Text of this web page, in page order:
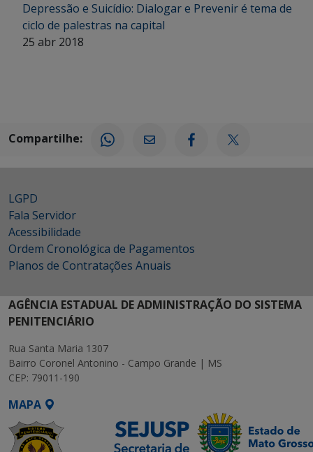
Depressão e Suicídio: Dialogar e Prevenir é tema de
ciclo de palestras na capital
25 abr 2018
Compartilhe:
LGPD
Fala Servidor
Acessibilidade
Ordem Cronológica de Pagamentos
Planos de Contratações Anuais
AGÊNCIA ESTADUAL DE ADMINISTRAÇÃO DO SISTEMA
PENITENCIÁRIO
Rua Santa Maria 1307
Bairro Coronel Antonino - Campo Grande | MS
CEP: 79011-190
MAPA